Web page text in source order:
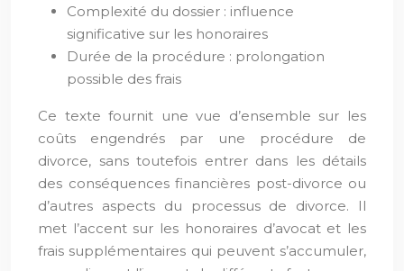
Complexité du dossier : influence
significative sur les honoraires
Durée de la procédure : prolongation
possible des frais
Ce texte fournit une vue d’ensemble sur les
coûts engendrés par une procédure de
divorce, sans toutefois entrer dans les détails
des conséquences financières post-divorce ou
d’autres aspects du processus de divorce. Il
met l’accent sur les honoraires d’avocat et les
frais supplémentaires qui peuvent s’accumuler,